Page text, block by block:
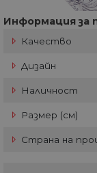
Информация за
Качество
Дизайн
Наличност
Размер (см)
Страна на